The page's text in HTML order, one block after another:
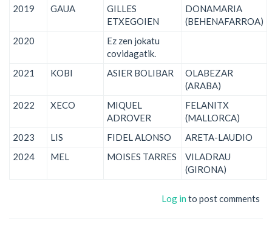
2019
GAUA
GILLES
ETXEGOIEN
DONAMARIA
(BEHENAFARROA)
2020
Ez zen jokatu
covidagatik.
2021
KOBI ASIER BOLIBAR
OLABEZAR
(ARABA)
2022
XECO
MIQUEL
ADROVER
FELANITX
(MALLORCA)
2023
LIS FIDEL ALONSO
ARETA-LAUDIO
2024
MEL MOISES TARRES
VILADRAU
(GIRONA)
Log in to post comments